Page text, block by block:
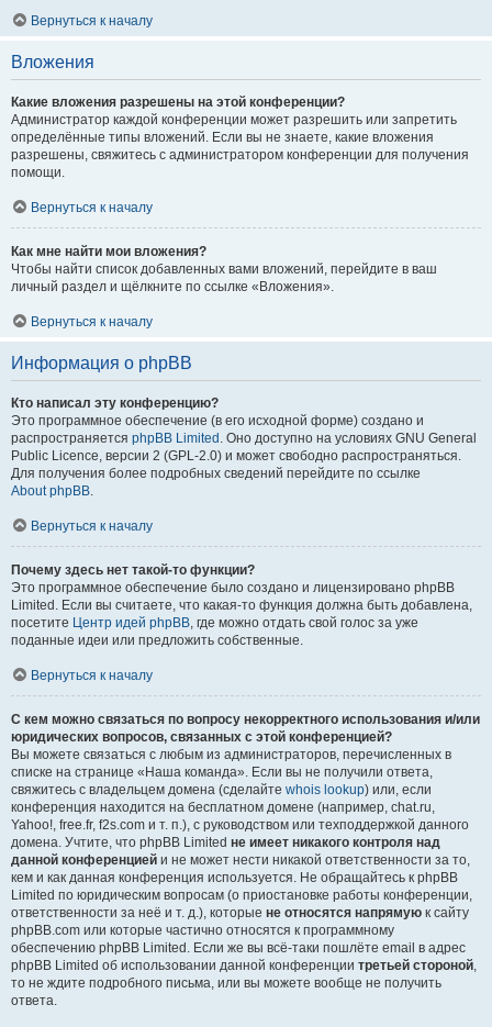
Вернуться к началу
Вложения
Какие вложения разрешены на этой конференции?
Администратор каждой конференции может разрешить или запретить
определённые типы вложений. Если вы не знаете, какие вложения
разрешены, свяжитесь с администратором конференции для получения
помощи.
Вернуться к началу
Как мне найти мои вложения?
Чтобы найти список добавленных вами вложений, перейдите в ваш
личный раздел и щёлкните по ссылке «Вложения».
Вернуться к началу
Информация о phpBB
Кто написал эту конференцию?
Это программное обеспечение (в его исходной форме) создано и
распространяется phpBB Limited . Оно доступно на условиях GNU General
Public Licence, версии 2 (GPL-2.0) и может свободно распространяться.
Для получения более подробных сведений перейдите по ссылке
About phpBB.
Вернуться к началу
Почему здесь нет такой-то функции?
Это программное обеспечение было создано и лицензировано phpBB
Limited. Если вы считаете, что какая-то функция должна быть добавлена,
посетите Центр идей phpBB, где можно отдать свой голос за уже
поданные идеи или предложить собственные.
Вернуться к началу
С кем можно связаться по вопросу некорректного использования и/или
юридических вопросов, связанных с этой конференцией?
Вы можете связаться с любым из администраторов, перечисленных в
списке на странице «Наша команда». Если вы не получили ответа,
свяжитесь с владельцем домена (сделайте whois lookup) или, если
конференция находится на бесплатном домене (например, chat.ru,
Yahoo!, free.fr, f2s.com и т. п.), с руководством или техподдержкой данного
домена. Учтите, что phpBB Limited не имеет никакого контроля над
данной конференцией и не может нести никакой ответственности за то,
кем и как данная конференция используется. Не обращайтесь к phpBB
Limited по юридическим вопросам (о приостановке работы конференции,
ответственности за неё и т. д.), которые не относятся напрямую к сайту
phpBB.com или которые частично относятся к программному
обеспечению phpBB Limited. Если же вы всё-таки пошлёте email в адрес
phpBB Limited об использовании данной конференции третьей стороной,
то не ждите подробного письма, или вы можете вообще не получить
ответа.